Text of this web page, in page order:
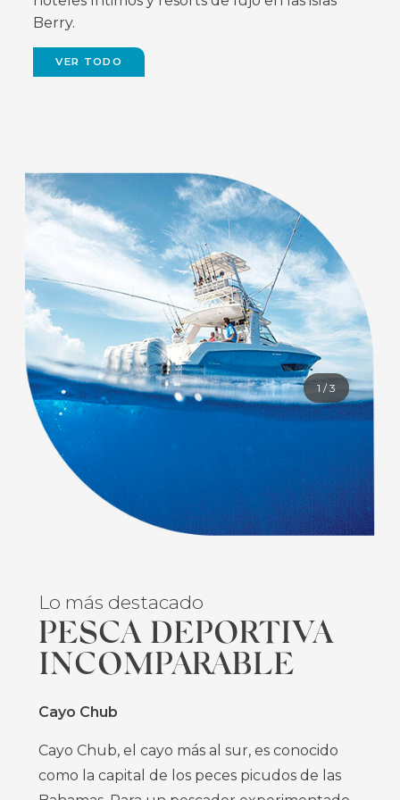
Berry.
VER TODO
Lo más destacado
PESCA DEPORTIVA
INCOMPARABLE
Cayo Chub
Cayo Chub, el cayo más al sur, es conocido
como la capital de los peces picudos de las
Lo más destacado
EL AGUJERO AZUL
DEL CAYO DE
Cayo de Hoffman
Este agujero azul al sur de las islas Berry se
1 /3